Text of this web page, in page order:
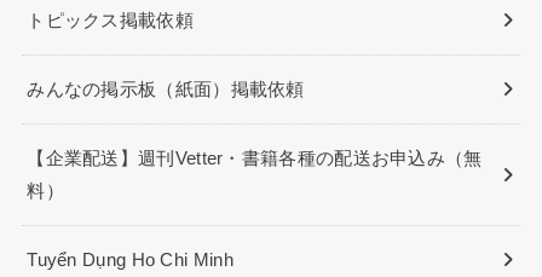
トピックス掲載依頼
みんなの掲示板（紙面）掲載依頼
【企業配送】週刊Vetter・書籍各種の配送お申込み（無
料）
Tuyển Dụng Ho Chi Minh